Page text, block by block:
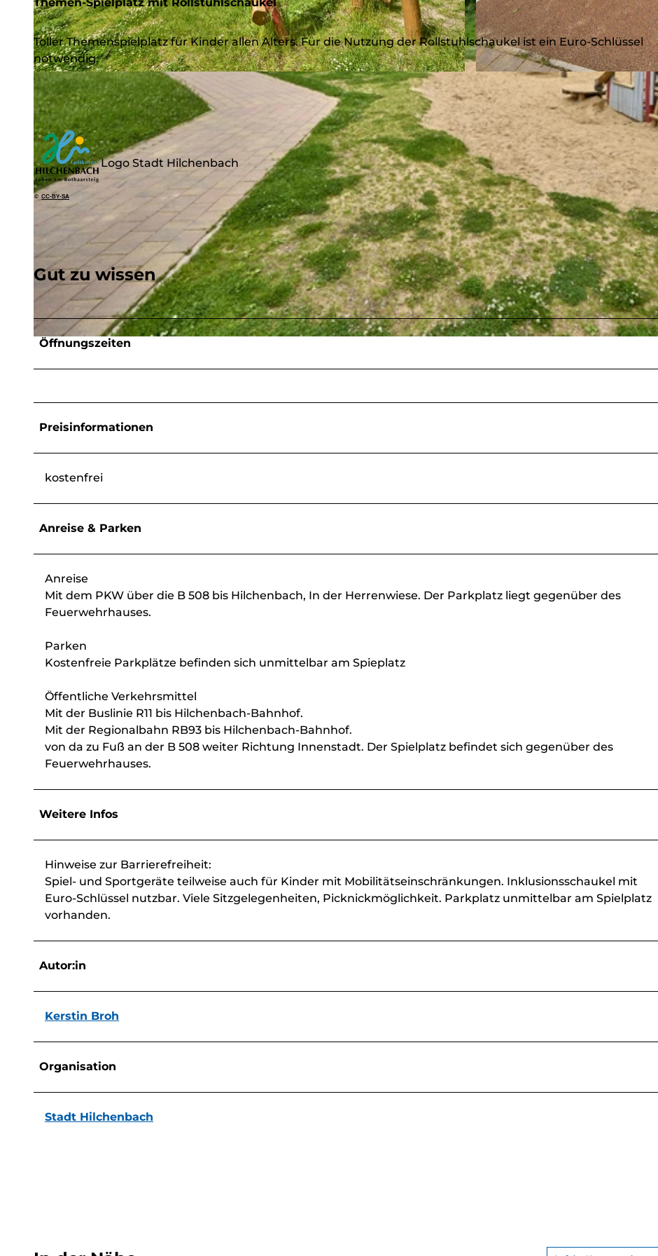
© Achim Meurer |CC-BY-SA
© Achim Meurer | CC-BY-SA © Achim Meurer |CC-BY-SA
Toller Themenspielplatz für Kinder allen Alters. Für die Nutzung der Rollstuhlschaukel ist ein Euro-Schlüssel
notwendig.
© CC-BY-SA
Logo Stadt Hilchenbach
Gut zu wissen
Öffnungszeiten
Preisinformationen
kostenfrei
Anreise & Parken
Anreise
Mit dem PKW über die B 508 bis Hilchenbach, In der Herrenwiese. Der Parkplatz liegt gegenüber des
Feuerwehrhauses.
Parken
Kostenfreie Parkplätze befinden sich unmittelbar am Spieplatz
Öffentliche Verkehrsmittel
Mit der Buslinie R11 bis Hilchenbach-Bahnhof.
Mit der Regionalbahn RB93 bis Hilchenbach-Bahnhof.
von da zu Fuß an der B 508 weiter Richtung Innenstadt. Der Spielplatz befindet sich gegenüber des
Feuerwehrhauses.
Weitere Infos
Hinweise zur Barrierefreiheit:
Spiel- und Sportgeräte teilweise auch für Kinder mit Mobilitätseinschränkungen. Inklusionsschaukel mit
Euro-Schlüssel nutzbar. Viele Sitzgelegenheiten, Picknickmöglichkeit. Parkplatz unmittelbar am Spielplatz
vorhanden.
Autor:in
Kerstin Broh
Organisation
Stadt Hilchenbach